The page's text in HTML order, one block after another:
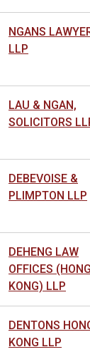
NGANS
LLP
LAU & NGAN,
SOLICITORS
DEBEVOISE &
PLIMPTON LLP
DEHENG LAW
OFFICES (HONG
KONG) LLP
DENTONS
KONG LLP